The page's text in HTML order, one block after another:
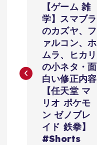
ビ
【ゲーム 雑
学】スマブラ
のカズヤ、フ
ァルコン、ホ
ムラ、ヒカリ
の小ネタ・面
白い修正内容
【任天堂 マ
リオ ポケモ
ン ゼノブレ
イド 鉄拳】
#Shorts